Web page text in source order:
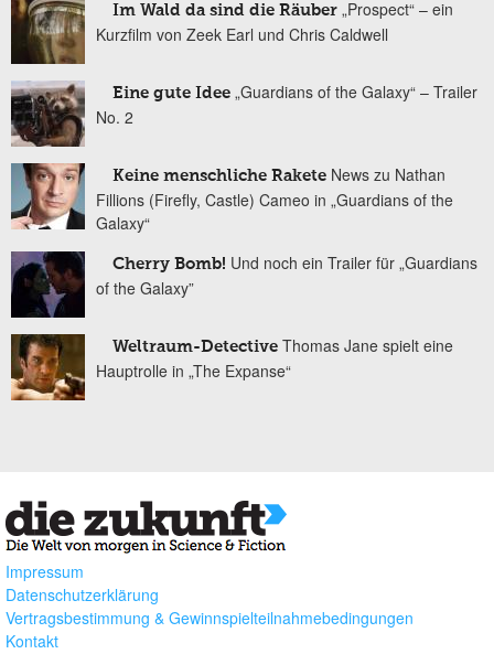
Im Wald da sind die Räuber „Prospect“ – ein
Kurzfilm von Zeek Earl und Chris Caldwell
Eine gute Idee „Guardians of the Galaxy“ – Trailer
No. 2
Keine menschliche Rakete News zu Nathan
Fillions (Firefly, Castle) Cameo in „Guardians of the
Galaxy“
Cherry Bomb! Und noch ein Trailer für „Guardians
of the Galaxy”
Weltraum-Detective Thomas Jane spielt eine
Hauptrolle in „The Expanse“
Impressum
Datenschutzerklärung
Vertragsbestimmung & Gewinnspielteilnahmebedingungen
Kontakt